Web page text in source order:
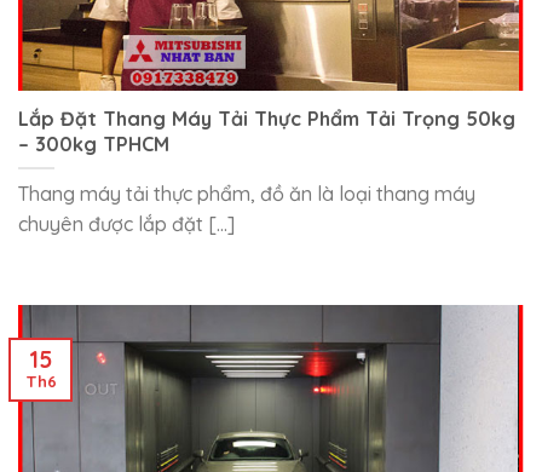
Lắp Đặt Thang Máy Tải Thực Phẩm Tải Trọng 50kg
– 300kg TPHCM
Thang máy tải thực phẩm, đồ ăn là loại thang máy
chuyên được lắp đặt [...]
15
Th6